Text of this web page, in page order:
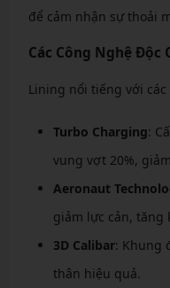
để cảm nhận sự thoải
Các Công Nghệ
Lining nổi tiếng với
Turbo Charging:
vung vợt 20%,
Aeronaut
giảm lực cản, tăng
3D Calibar: Khung
thân hiệu quả.